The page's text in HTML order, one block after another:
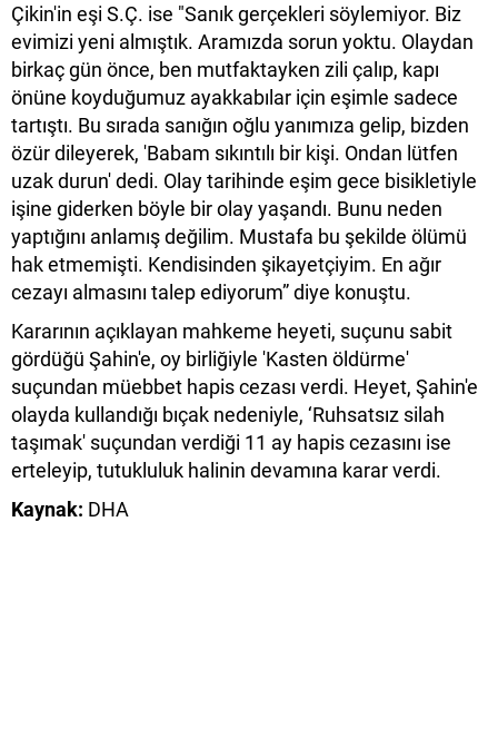
Çikin'in eşi S.Ç. ise "Sanık gerçekleri söylemiyor. Biz
evimizi yeni almıştık. Aramızda sorun yoktu. Olaydan
birkaç gün önce, ben mutfaktayken zili çalıp, kapı
önüne koyduğumuz ayakkabılar için eşimle sadece
tartıştı. Bu sırada sanığın oğlu yanımıza gelip, bizden
özür dileyerek, 'Babam sıkıntılı bir kişi. Ondan lütfen
uzak durun' dedi. Olay tarihinde eşim gece bisikletiyle
işine giderken böyle bir olay yaşandı. Bunu neden
yaptığını anlamış değilim. Mustafa bu şekilde ölümü
hak etmemişti. Kendisinden şikayetçiyim. En ağır
cezayı almasını talep ediyorum” diye konuştu.
Kararının açıklayan mahkeme heyeti, suçunu sabit
gördüğü Şahin'e, oy birliğiyle 'Kasten öldürme'
suçundan müebbet hapis cezası verdi. Heyet, Şahin'e
olayda kullandığı bıçak nedeniyle, ‘Ruhsatsız silah
taşımak' suçundan verdiği 11 ay hapis cezasını ise
erteleyip, tutukluluk halinin devamına karar verdi.
Kaynak: DHA